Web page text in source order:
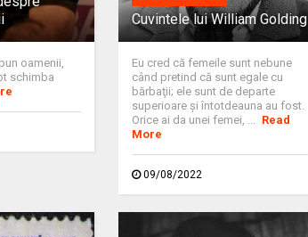
oamenii,
schimba
Cuvintele lui William Golding
Eu cred că femeile sunt nebune
când pretind că sunt egale cu
bărbaţii; ele sunt de departe
superioare şi întotdeauna au fost.
Orice ai da unei femei, ... Read
More
09/08/2022